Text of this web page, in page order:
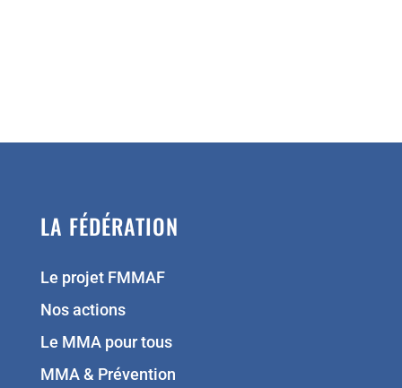
LA FÉDÉRATION
Le projet FMMAF
Nos actions
Le MMA pour tous
MMA & Prévention